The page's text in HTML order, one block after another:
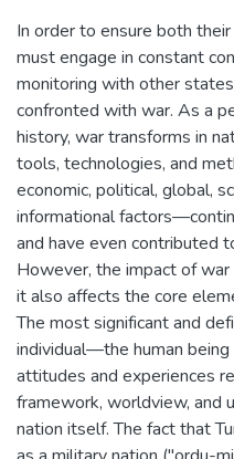
In order to ensure both
must engage in constant
monitoring with other
confronted with war. As a
history, war transforms in
tools, technologies, and
economic, political, global,
informational
and have even contributed
However, the impact of
it also affects the core
The most significant and
individual—the human
attitudes and experiences
framework, worldview, and
nation itself. The fact that